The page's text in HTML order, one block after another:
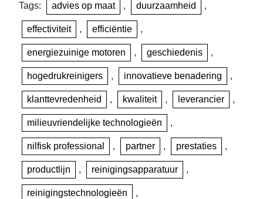
Tags: advies op maat , duurzaamheid ,
effectiviteit , efficiëntie ,
energiezuinige motoren , geschiedenis ,
hogedrukreinigers , innovatieve benadering ,
klanttevredenheid , kwaliteit , leverancier ,
milieuvriendelijke technologieën ,
nilfisk professional , partner , prestaties ,
productlijn , reinigingsapparatuur ,
reinigingstechnologieën ,